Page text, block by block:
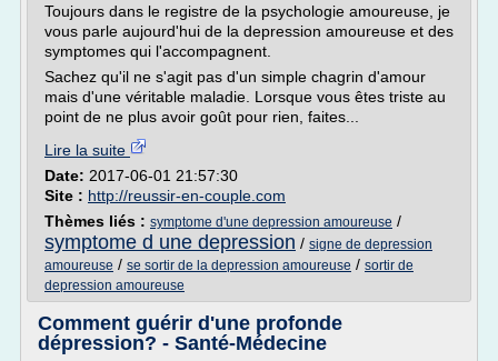
Toujours dans le registre de la psychologie amoureuse, je
vous parle aujourd'hui de la depression amoureuse et des
symptomes qui l'accompagnent.
Sachez qu'il ne s'agit pas d'un simple chagrin d'amour
mais d'une véritable maladie. Lorsque vous êtes triste au
point de ne plus avoir goût pour rien, faites...
Lire la suite
Date: 2017-06-01 21:57:30
Site : http://reussir-en-couple.com
Thèmes liés : symptome d'une depression amoureuse /
symptome d une depression / signe de depression
amoureuse / se sortir de la depression amoureuse / sortir de
depression amoureuse
Comment guérir d'une profonde
dépression? - Santé-Médecine